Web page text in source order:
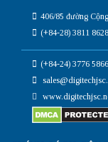
406/85 đường
(+84-28) 3811
(+84-24) 3776